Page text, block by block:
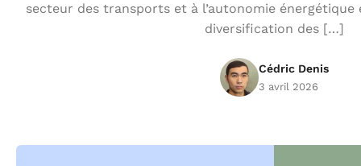
secteur des transports et à l’autonomie
diversification des […]
Cédric Denis
3 avril 2026